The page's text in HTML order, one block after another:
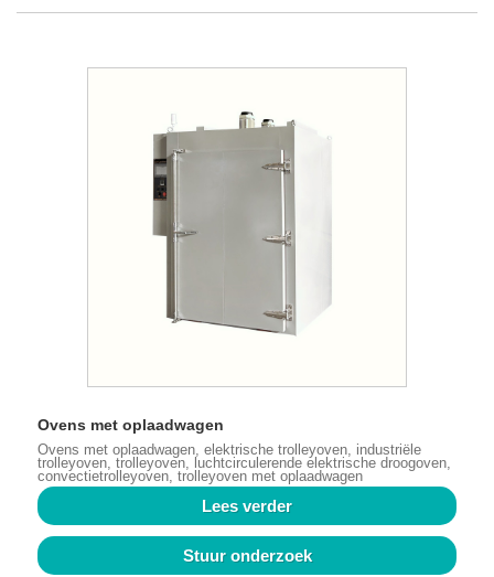
Ovens met oplaadwagen
Ovens met oplaadwagen, elektrische trolleyoven, industriële
trolleyoven, trolleyoven, luchtcirculerende elektrische droogoven,
convectietrolleyoven, trolleyoven met oplaadwagen
Lees verder
Stuur onderzoek